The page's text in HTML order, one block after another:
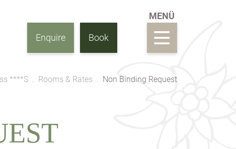
Enquire Book
****S Rooms & Rates Non Binding Request